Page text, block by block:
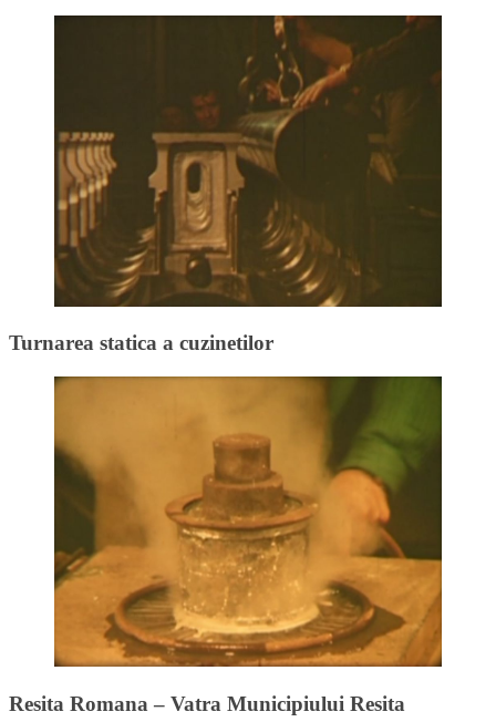
Turnarea statica a cuzinetilor
Resita Romana – Vatra Municipiului Resita